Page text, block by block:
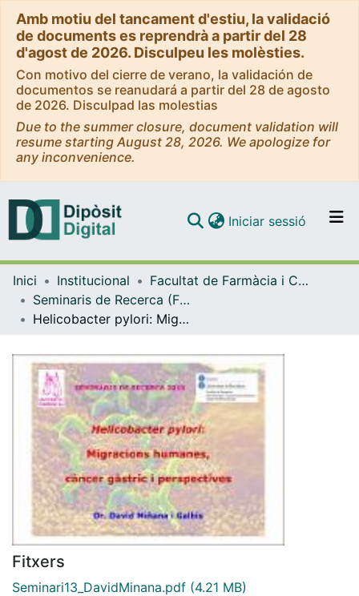
Amb motiu del tancament d'estiu, la validació
de documents es reprendrà a partir del 28
d'agost de 2026. Disculpeu les molèsties.
Con motivo del cierre de verano, la validación de
documentos se reanudará a partir del 28 de agosto
de 2026. Disculpad las molestias
Due to the summer closure, document validation will
resume starting August 28, 2026. We apologize for
any inconvenience.
Navega per tot el DD
Com publicar
Iniciar sessió (current)
Inici Institucional
Facultat de Farmàcia i Ciències de l'Alimentació
Seminaris de Recerca (Facultat de Farmàcia i Ciències de l'Alimentació)
Helicobacter pylori: Migracions humanes, càncer gàstric i perspectives (Seminaris de Recerca 2015)
Fitxers
Seminari13_DavidMinana.pdf (4.21 MB)